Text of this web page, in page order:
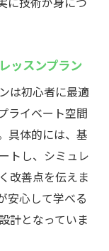
ー体験が可
施設サービ
ト体制を紹
の魅力を解
ッスンプラン
は初心者に最適
ライベート空間
具体的には、基
トし、シミュレ
改善点を伝えま
安心して学べる
計となっていま